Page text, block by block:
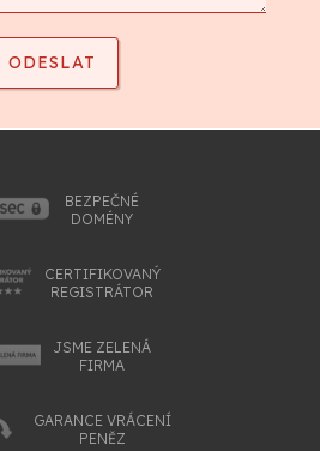
BEZPEČNÉ
DOMÉNY
CERTIFIKOVANÝ
REGISTRÁTOR
JSME ZELENÁ
FIRMA
GARANCE VRÁCENÍ
PENĚZ